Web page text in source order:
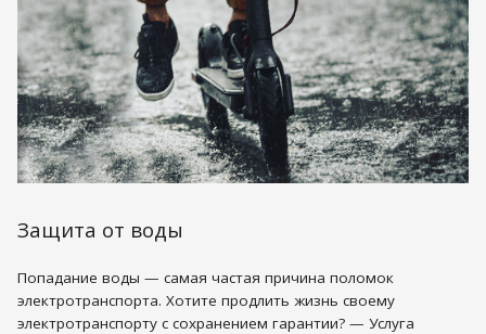
Защита от воды
Попадание воды — самая частая причина поломок
электротранспорта. Хотите продлить жизнь своему
электротранспорту с сохранением гарантии? — Услуга